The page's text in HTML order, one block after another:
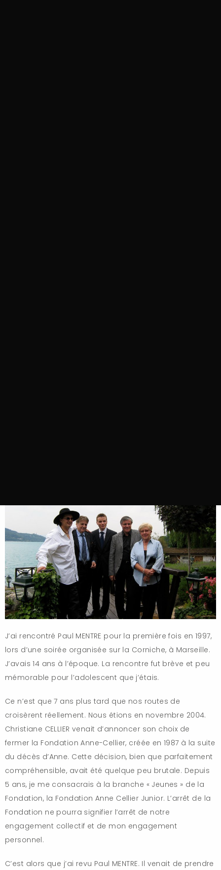
J’ai rencontré Paul MENTRE pour la première fois en 1997,
lors d’une soirée organisée sur la Corniche, à Marseille.
J’avais 14 ans à l’époque. La rencontre fut brève et peu
mémorable pour l’adolescent que j’étais.
Ce n’est que 7 ans plus tard que nos routes de
croisèrent réellement. Nous étions en novembre 2004.
Christiane CELLIER venait d’annoncer son choix de
fermer la Fondation Anne-Cellier, créée en 1987 à la suite
du décès d’Anne. Cette décision, bien que parfaitement
compréhensible, avait été quelque peu brutale. Depuis
5 ans, je me consacrais à la branche « Jeunes » de la
Fondation, la Fondation Anne Cellier Junior. L’arrêt de la
Fondation ne pourra signifier l’arrêt de notre
engagement collectif et de mon engagement
personnel.
C’est alors que j’ai revu Paul MENTRE. Il venait de prendre